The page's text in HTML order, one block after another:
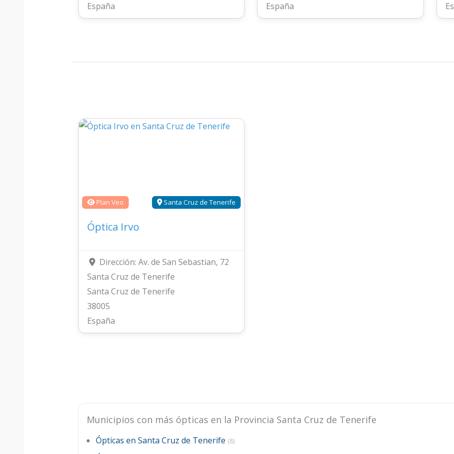
España
España
Plan Veo Santa Cruz de Tenerife
Óptica Irvo
Dirección: Av. de San Sebastian, 72
Santa Cruz de Tenerife
Santa Cruz de Tenerife
38005
España
Municipios con más ópticas en la Provincia Santa Cruz de Tenerife
Ópticas en Santa Cruz de Tenerife (8)